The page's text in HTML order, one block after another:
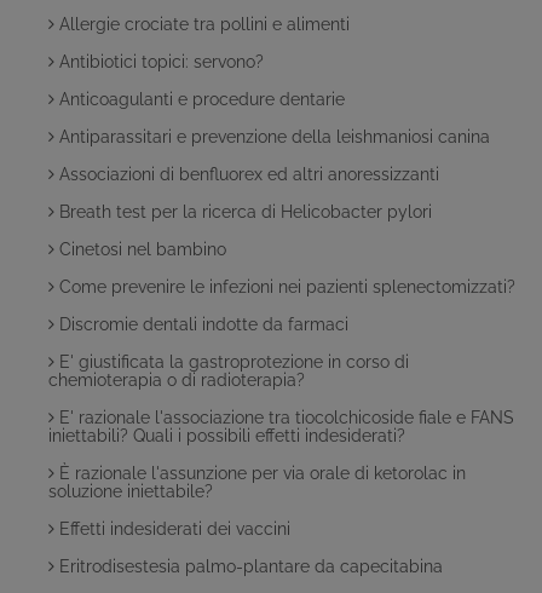
Allergie crociate tra pollini e alimenti
Antibiotici topici: servono?
Anticoagulanti e procedure dentarie
Antiparassitari e prevenzione della leishmaniosi canina
Associazioni di benfluorex ed altri anoressizzanti
Breath test per la ricerca di Helicobacter pylori
Cinetosi nel bambino
Come prevenire le infezioni nei pazienti splenectomizzati?
Discromie dentali indotte da farmaci
E' giustificata la gastroprotezione in corso di
chemioterapia o di radioterapia?
E' razionale l'associazione tra tiocolchicoside fiale e FANS
iniettabili? Quali i possibili effetti indesiderati?
È razionale l'assunzione per via orale di ketorolac in
soluzione iniettabile?
Effetti indesiderati dei vaccini
Eritrodisestesia palmo-plantare da capecitabina